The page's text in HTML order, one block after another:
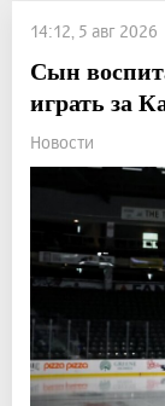
14:12, 5 авг 2026
Сын
играть за
Новости